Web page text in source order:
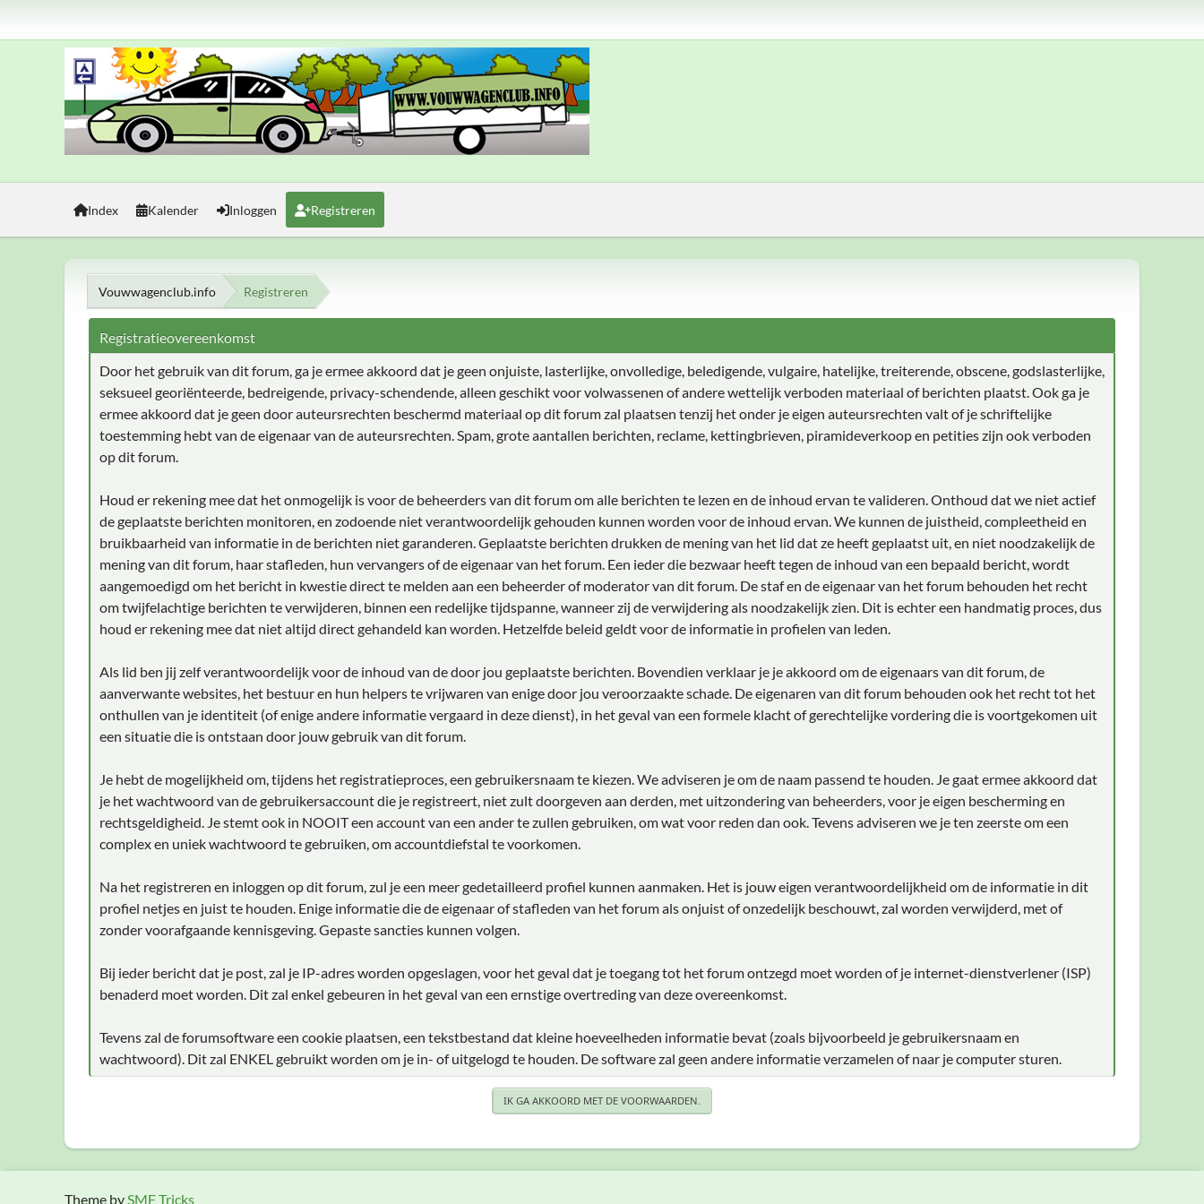
Index Kalender Inloggen Registreren
Vouwwagenclub.info Registreren
Registratieovereenkomst
Door het gebruik van dit forum, ga je ermee akkoord dat je geen onjuiste, lasterlijke, onvolledige, beledigende, vulgaire, hatelijke, treiterende, obscene, godslasterlijke,
seksueel georiënteerde, bedreigende, privacy-schendende, alleen geschikt voor volwassenen of andere wettelijk verboden materiaal of berichten plaatst. Ook ga je
ermee akkoord dat je geen door auteursrechten beschermd materiaal op dit forum zal plaatsen tenzij het onder je eigen auteursrechten valt of je schriftelijke
toestemming hebt van de eigenaar van de auteursrechten. Spam, grote aantallen berichten, reclame, kettingbrieven, piramideverkoop en petities zijn ook verboden
op dit forum.
Houd er rekening mee dat het onmogelijk is voor de beheerders van dit forum om alle berichten te lezen en de inhoud ervan te valideren. Onthoud dat we niet actief
de geplaatste berichten monitoren, en zodoende niet verantwoordelijk gehouden kunnen worden voor de inhoud ervan. We kunnen de juistheid, compleetheid en
bruikbaarheid van informatie in de berichten niet garanderen. Geplaatste berichten drukken de mening van het lid dat ze heeft geplaatst uit, en niet noodzakelijk de
mening van dit forum, haar stafleden, hun vervangers of de eigenaar van het forum. Een ieder die bezwaar heeft tegen de inhoud van een bepaald bericht, wordt
aangemoedigd om het bericht in kwestie direct te melden aan een beheerder of moderator van dit forum. De staf en de eigenaar van het forum behouden het recht
om twijfelachtige berichten te verwijderen, binnen een redelijke tijdspanne, wanneer zij de verwijdering als noodzakelijk zien. Dit is echter een handmatig proces, dus
houd er rekening mee dat niet altijd direct gehandeld kan worden. Hetzelfde beleid geldt voor de informatie in profielen van leden.
Als lid ben jij zelf verantwoordelijk voor de inhoud van de door jou geplaatste berichten. Bovendien verklaar je je akkoord om de eigenaars van dit forum, de
aanverwante websites, het bestuur en hun helpers te vrijwaren van enige door jou veroorzaakte schade. De eigenaren van dit forum behouden ook het recht tot het
onthullen van je identiteit (of enige andere informatie vergaard in deze dienst), in het geval van een formele klacht of gerechtelijke vordering die is voortgekomen uit
een situatie die is ontstaan door jouw gebruik van dit forum.
Je hebt de mogelijkheid om, tijdens het registratieproces, een gebruikersnaam te kiezen. We adviseren je om de naam passend te houden. Je gaat ermee akkoord dat
je het wachtwoord van de gebruikersaccount die je registreert, niet zult doorgeven aan derden, met uitzondering van beheerders, voor je eigen bescherming en
rechtsgeldigheid. Je stemt ook in NOOIT een account van een ander te zullen gebruiken, om wat voor reden dan ook. Tevens adviseren we je ten zeerste om een
complex en uniek wachtwoord te gebruiken, om accountdiefstal te voorkomen.
Na het registreren en inloggen op dit forum, zul je een meer gedetailleerd profiel kunnen aanmaken. Het is jouw eigen verantwoordelijkheid om de informatie in dit
profiel netjes en juist te houden. Enige informatie die de eigenaar of stafleden van het forum als onjuist of onzedelijk beschouwt, zal worden verwijderd, met of
zonder voorafgaande kennisgeving. Gepaste sancties kunnen volgen.
Bij ieder bericht dat je post, zal je IP-adres worden opgeslagen, voor het geval dat je toegang tot het forum ontzegd moet worden of je internet-dienstverlener (ISP)
benaderd moet worden. Dit zal enkel gebeuren in het geval van een ernstige overtreding van deze overeenkomst.
Tevens zal de forumsoftware een cookie plaatsen, een tekstbestand dat kleine hoeveelheden informatie bevat (zoals bijvoorbeeld je gebruikersnaam en
wachtwoord). Dit zal ENKEL gebruikt worden om je in- of uitgelogd te houden. De software zal geen andere informatie verzamelen of naar je computer sturen.
Theme bySMF Tricks